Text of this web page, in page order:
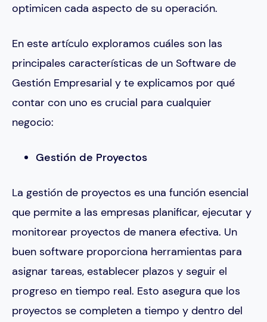
optimicen cada aspecto de su operación.
En este artículo exploramos cuáles son las
principales características de un Software de
Gestión Empresarial y te explicamos por qué
contar con uno es crucial para cualquier
negocio:
Gestión de Proyectos
La gestión de proyectos es una función esencial
que permite a las empresas planificar, ejecutar y
monitorear proyectos de manera efectiva. Un
buen software proporciona herramientas para
asignar tareas, establecer plazos y seguir el
progreso en tiempo real. Esto asegura que los
proyectos se completen a tiempo y dentro del